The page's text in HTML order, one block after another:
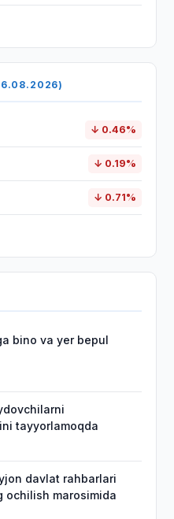
↓ 0.46%
↓ 0.19%
↓ 0.71%
bino va yer bepul
tayyorlamoqda
davlat rahbarlari
ochilish marosimida